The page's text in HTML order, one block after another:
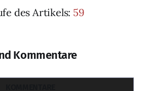
des Artikels: 59
Kommentare